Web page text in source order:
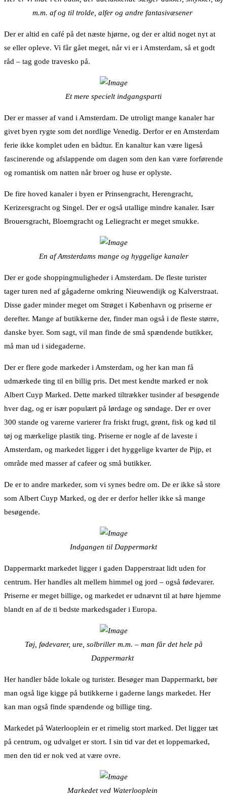
m.m. af og til trolde, alfer og andre fantasivæsener
Der er altid en café på det næste hjørne, og der er altid noget nyt at
se eller opleve. Vi får gået meget, når vi er i Amsterdam, så et godt
råd – tag gode travesko på.
Et mere specielt indgangsparti
Der er masser af vand i Amsterdam. De utroligt mange kanaler har
givet byen rygte som det nordlige Venedig. Derfor er en Amsterdam
ferie ikke komplet uden en bådtur. En kanaltur kan være ligeså
fascinerende og afslappende om dagen som den kan være forførende
og romantisk om natten når broer og huse er oplyste.
De fire hoved kanaler i byen er Prinsengracht, Herengracht,
Kerizersgracht og Singel. Der er også utallige mindre kanaler. Især
Brouersgracht, Bloemgracht og Leliegracht er meget smukke.
En af Amsterdams mange og hyggelige kanaler
Der er gode shoppingmuligheder i Amsterdam. De fleste turister
tager turen ned af gågaderne omkring Nieuwendijk og Kalverstraat.
Disse gader minder meget om Strøget i København og priserne er
derefter. Mange af butikkerne der, finder man også i de fleste større,
danske byer. Som sagt, vil man finde de små spændende butikker,
må man ud i sidegaderne.
Der er flere gode markeder i Amsterdam, og her kan man få
udmærkede ting til en billig pris. Det mest kendte marked er nok
Albert Cuyp Marked. Dette marked tiltrækker tusinder af besøgende
hver dag, og er især populært på lørdage og søndage. Der er over
300 stande og varerne varierer fra friskt frugt, grønt, fisk og kød til
tøj og mærkelige plastik ting. Priserne er nogle af de laveste i
Amsterdam, og markedet ligger i det hyggelige kvarter de Pijp, et
område med masser af cafeer og små butikker.
De er to andre markeder, som vi synes bedre om. De er ikke så store
som Albert Cuyp Marked, og der er derfor heller ikke så mange
besøgende.
Indgangen til Dappermarkt
Dappermarkt markedet ligger i gaden Dapperstraat lidt uden for
centrum. Her handles alt mellem himmel og jord – også fødevarer.
Priserne er meget billige, og markedet er udnævnt til at høre hjemme
blandt en af de ti bedste markedsgader i Europa.
Tøj, fødevarer, ure, solbriller m.m. – man får det hele på
Dappermarkt
Her handler både lokale og turister. Besøger man Dappermarkt, bør
man også lige kigge på butikkerne i gaderne langs markedet. Her
kan man også finde spændende og billige ting.
Markedet på Waterlooplein er et rimelig stort marked. Det ligger tæt
på centrum, og udvalget er stort. I sin tid var det et loppemarked,
men den tid er nok ved at være ovre.
Markedet ved Waterlooplein